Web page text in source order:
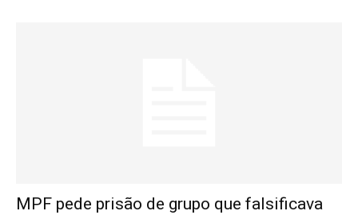
MPF pede prisão de grupo que falsificava